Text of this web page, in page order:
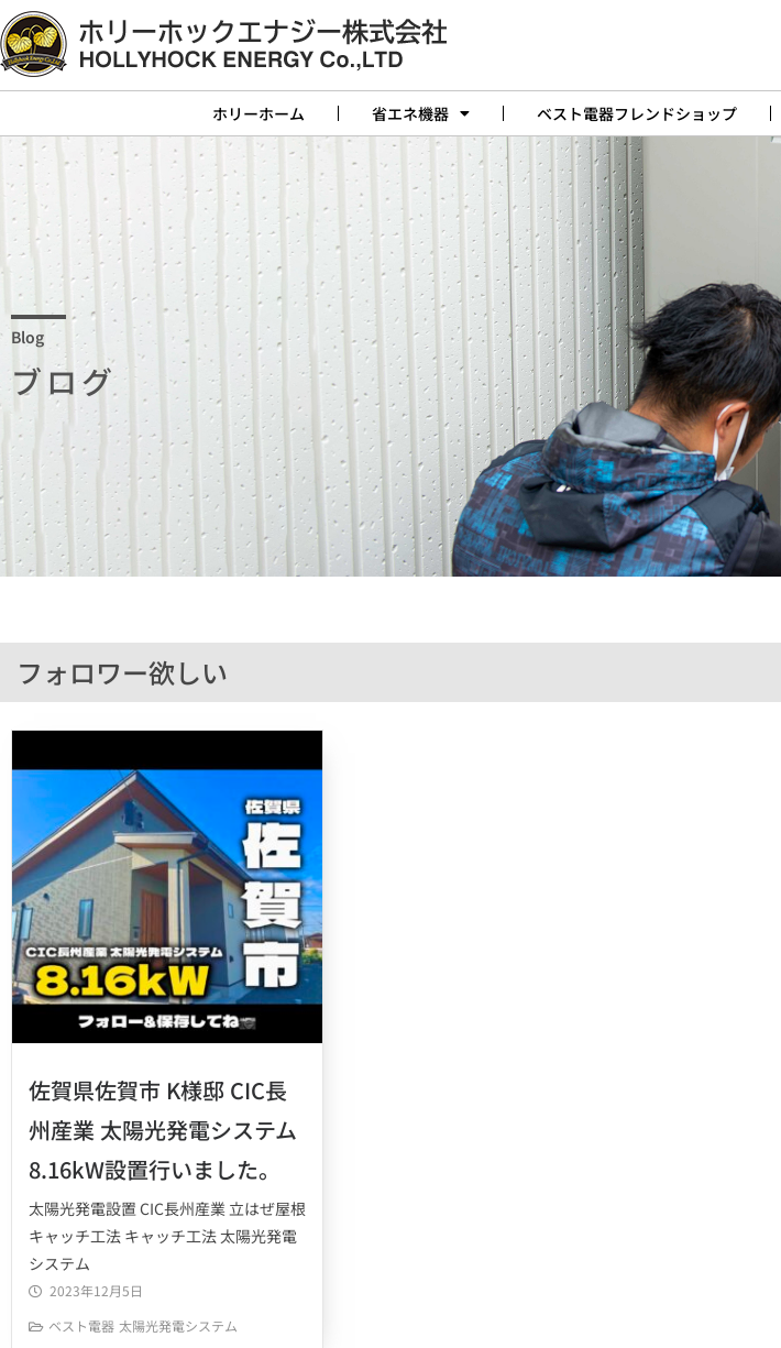
ホリーホーム 省エネ機器 ベスト電器フレンドショップ
Blog
ブログ
フォロワー欲しい
佐賀県佐賀市 K様邸 CIC長
州産業 太陽光発電システム
8.16kW設置行いました。
太陽光発電設置 CIC長州産業 立はぜ屋根
キャッチ工法 キャッチ工法 太陽光発電
システム
2023年12月5日
ベスト電器 太陽光発電システム